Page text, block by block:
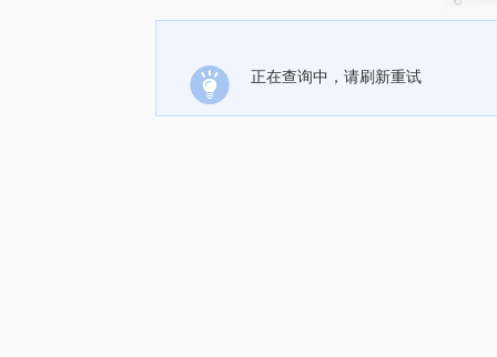
正在查询中，请刷新重试